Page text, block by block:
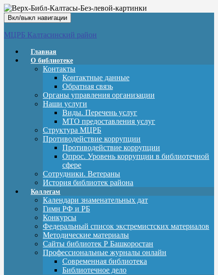
Вкл/выкл навигации
МЦРБ Калтасинский район
Главная
О библиотеке
Контакты
Контактные данные
Обратная связь
Органы управления организации
Наши услуги
Виды. Перечень услуг
МТО предоставления услуг
Структура МЦРБ
Противодействие коррупции
Противодействие коррупции
Опрос. Уровень коррупции в библиотечной
сфере
Сотрудники. Ветераны
История библиотек района
Коллегам
Календари знаменательных дат
Гимн РФ и РБ
Конкурсы
Федеральный список экстремистских материалов
Методические материалы
Сайты библиотек Р Башкоростан
Профессиональные журналы онлайн
Современная библиотека
Библиотечное дело